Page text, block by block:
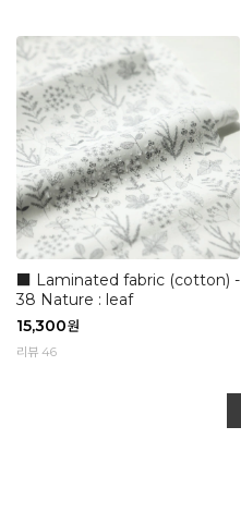
■ Laminated fabric (cotton) -
38 Nature : leaf
15,300원
리뷰 46